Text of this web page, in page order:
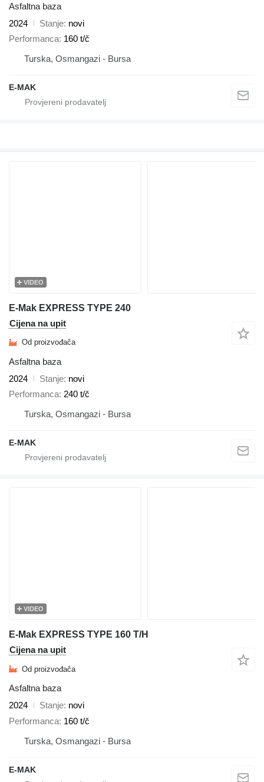
Asfaltna baza
2024
Stanje novi
Performanca 160 t/č
Turska, Osmangazi - Bursa
E-MAK
VIDEO
E-Mak EXPRESS TYPE 240
Cijena na upit
Od proizvođača
Asfaltna baza
2024
Stanje novi
Performanca 240 t/č
Turska, Osmangazi - Bursa
E-MAK
VIDEO
E-Mak EXPRESS TYPE 160 T/H
Cijena na upit
Od proizvođača
Asfaltna baza
2024
Stanje novi
Performanca 160 t/č
Turska, Osmangazi - Bursa
E-MAK